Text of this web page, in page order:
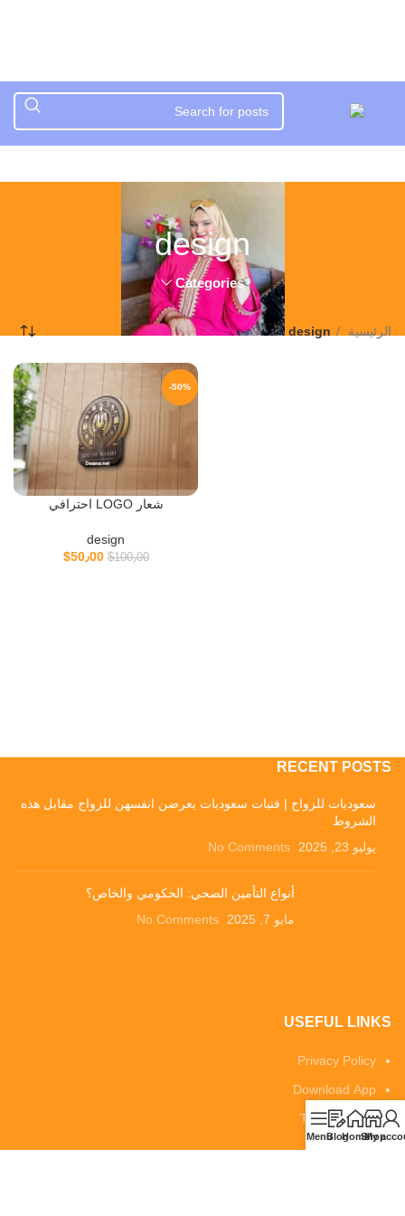
design
Categories
الرئيسية design
-50%
شعار LOGO احترافي
design
$ 100٫00 $ 50٫00
RECENT POSTS
سعوديات للزواج | فتيات سعوديات يعرضن انفسهن للزواج مقابل هذه
الشروط
يوليو 23, 2025
No Comments
أنواع التأمين الصحي: الحكومي والخاص؟
مايو 7, 2025
No Comments
USEFUL LINKS
Privacy Policy
Download App
Terms of Use
Contact Us
My
Shop
Home
Blog
Menu